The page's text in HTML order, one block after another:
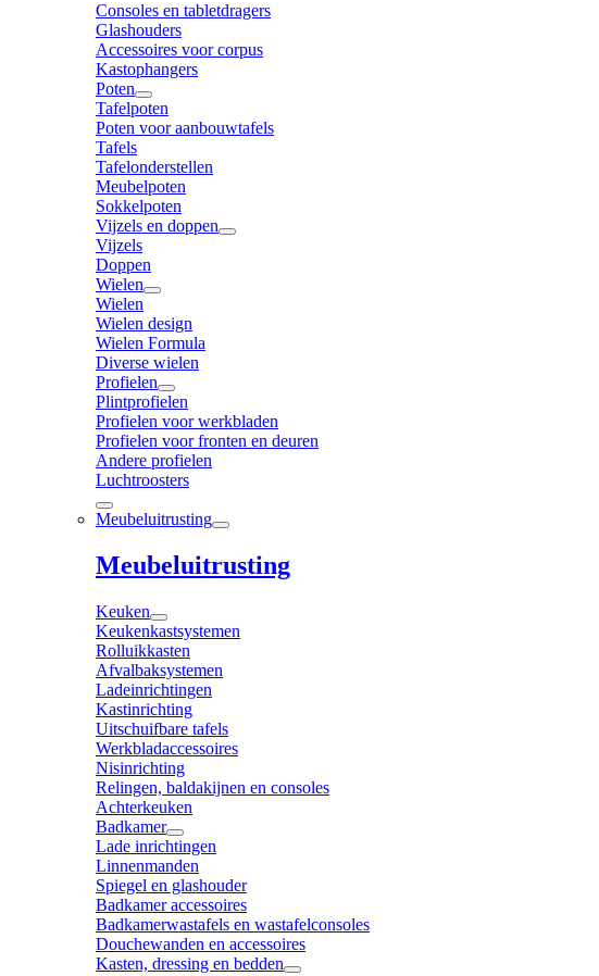
Consoles en tabletdragers
Glashouders
Accessoires voor corpus
Kastophangers
Poten
Tafelpoten
Poten voor aanbouwtafels
Tafels
Tafelonderstellen
Meubelpoten
Sokkelpoten
Vijzels en doppen
Vijzels
Doppen
Wielen
Wielen
Wielen design
Wielen Formula
Diverse wielen
Profielen
Plintprofielen
Profielen voor werkbladen
Profielen voor fronten en deuren
Andere profielen
Luchtroosters
Meubeluitrusting
Meubeluitrusting
Keuken
Keukenkastsystemen
Rolluikkasten
Afvalbaksystemen
Ladeinrichtingen
Kastinrichting
Uitschuifbare tafels
Werkbladaccessoires
Nisinrichting
Relingen, baldakijnen en consoles
Achterkeuken
Badkamer
Lade inrichtingen
Linnenmanden
Spiegel en glashouder
Badkamer accessoires
Badkamerwastafels en wastafelconsoles
Douchewanden en accessoires
Kasten, dressing en bedden